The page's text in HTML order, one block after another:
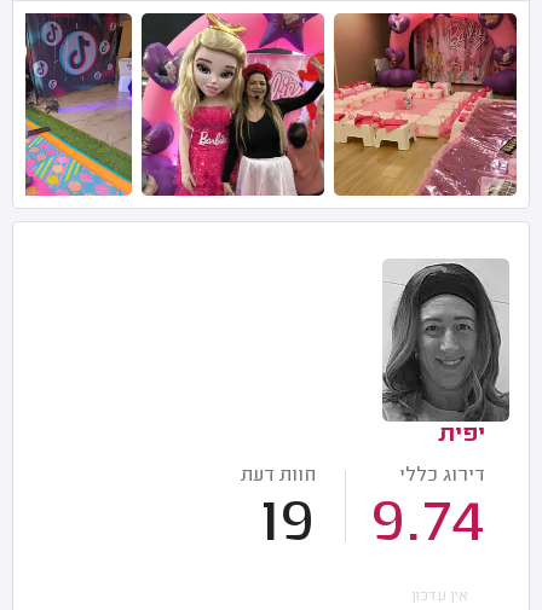
יפית
דירוג כללי
9.74
חוות דעת
19
אין עדכון